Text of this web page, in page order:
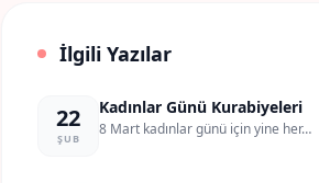
İlgili Yazılar
22
ŞUB
Kadınlar Günü Kurabiyeleri
8 Mart kadınlar günü için yine her…